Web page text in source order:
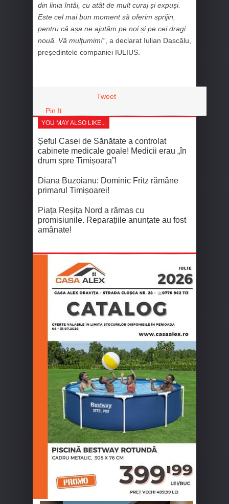
din linia întâi, cu atât de mult curaj și expuși.
Este cel mai bun moment să oferim sprijin,
pentru că așa ne ajutăm pe noi și pe cei dragi
nouă. Vă mulțumim!”, a declarat Iulian Dascălu,
președintele companiei IULIUS.
Tweet
Pin It
YOU MAY ALSO LIKE...
Șeful Casei de Sănătate a controlat
cabinete medicale goale! Medicii erau „în
drum spre Timișoara”!
Diana Buzoianu: Dominic Fritz rămâne
primarul Timișoarei!
Piața Reșița Nord a rămas cu
promisiunile. Reparațiile anunțate au fost
amânate!